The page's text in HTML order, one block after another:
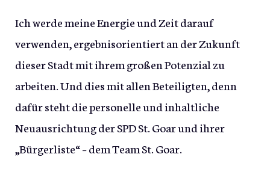
Ich werde meine Energie und Zeit darauf
verwenden, ergebnisorientiert an der Zukunft
dieser Stadt mit ihrem großen Potenzial zu
arbeiten. Und dies mit allen Beteiligten, denn
dafür steht die personelle und inhaltliche
Neuausrichtung der SPD St. Goar und ihrer
„Bürgerliste“ – dem Team St. Goar.